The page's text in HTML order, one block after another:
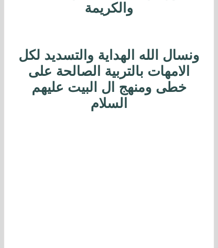
والكريمة
ونسال الله الهداية والتسديد لكل
الامهات بالتربية الصالحة على
خطى ومنهج ال البيت عليهم
السلام